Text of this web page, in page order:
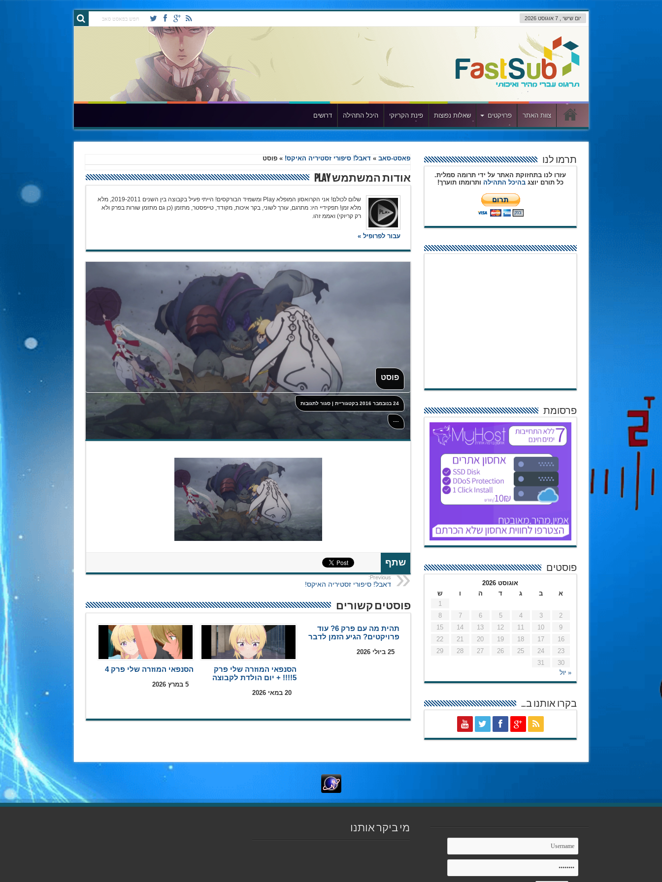
יום שישי , 7 אוגוסט 2026
צוות האתר פרויקטים שאלות נפוצות פינת הקריוקי היכל התהילה דרושים
פאסט-סאב »דאבל! סיפורי זסטיריה האיקס! »פוסט
אודות המשתמש Play
שלום לכולם! אני הקרואסון המופלא Play ומשמיד הבורקסים! הייתי פעיל בקבוצה בין השנים 2019-2011, מלא
מלא זמן! תפקידיי היו: מתרגם, עורך לשוני, בקר איכות, מקודד, טייפסטר, מתזמן (כן גם מתזמן שורות בפרק ולא
רק קריוקי) ואממ זהו.
עבור לפרופיל »
פוסט
24 בנובמבר 2016 בקטגוריית |סגור לתגובותעל
פוסט
----
שתף
Previous:
דאבל! סיפורי זסטיריה האיקס!
פוסטים קשורים
תהית מה עם פרק 6? עוד
פרויקטים? הגיע הזמן לדבר
25 ביולי 2026
הסנפאי המוזרה שלי פרק
5!!!! + יום הולדת לקבוצה
20 במאי 2026
הסנפאי המוזרה שלי פרק 4
5 במרץ 2026
תרמו לנו
עזרו לנו בתחזוקת האתר על ידי תרומה סמלית.
כל תורם יוצגבהיכל התהילה ותרומתו תוערך!
פרסומת
פוסטים
אוגוסט 2026
א
ב ג ד ה ו
ש
1
2
3
4
5
6
7
8
9
10
11
12
13
14
15
16
17
18
19
20
21
22
23
24
25
26
27
28
29
30
31
« יול
בקרו אותנו ב…
מי ביקר אותנו